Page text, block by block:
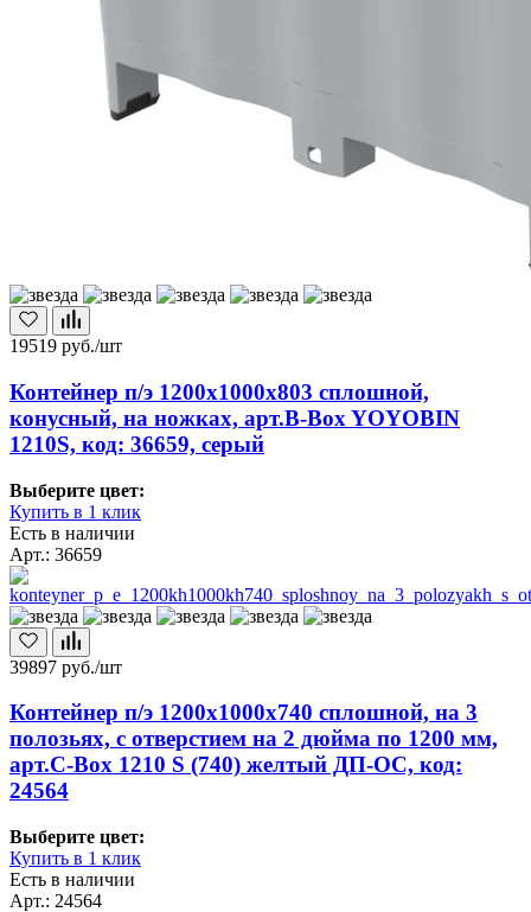
19519 руб./шт
Контейнер п/э 1200х1000х803 сплошной,
конусный, на ножках, арт.B-Box YOYOBIN
1210S, код: 36659, серый
Выберите цвет:
Купить в 1 клик
Есть в наличии
Арт.: 36659
39897 руб./шт
Контейнер п/э 1200х1000х740 сплошной, на 3
полозьях, с отверстием на 2 дюйма по 1200 мм,
арт.C-Box 1210 S (740) желтый ДП-ОС, код:
24564
Выберите цвет:
Купить в 1 клик
Есть в наличии
Арт.: 24564